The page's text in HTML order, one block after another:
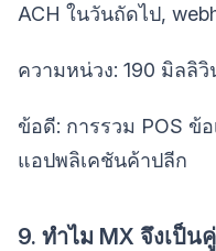
ACH ในวันถัดไป,
ความหน่วง: 190 มิลลิ
ข้อดี: การรวม POS ข้
แอปพลิเคชันค้าปลีก
9. ทำไม MX จึงเป็